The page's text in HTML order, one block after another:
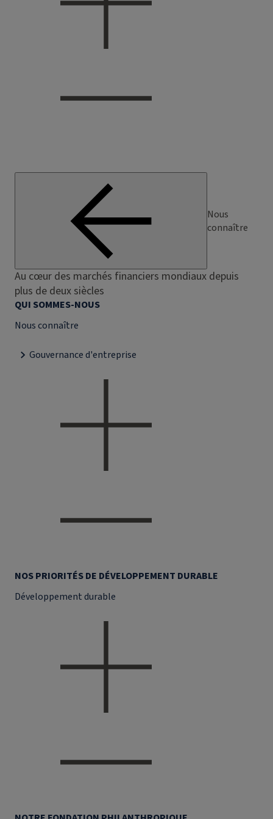
Nous
connaître
Au cœur des marchés financiers mondiaux depuis
plus de deux siècles
QUI SOMMES-NOUS
Nous connaître
Gouvernance d'entreprise
NOS PRIORITÉS DE DÉVELOPPEMENT DURABLE
Développement durable